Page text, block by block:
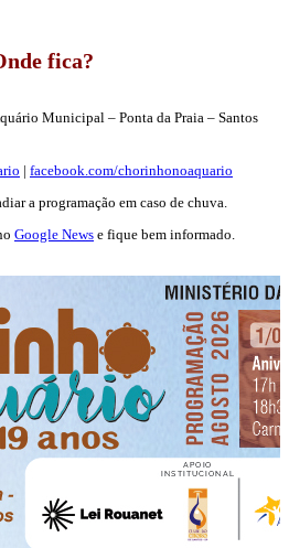
fica?
Municipal – Ponta da Praia – Santos
| facebook.com/chorinhonoaquario
a programação em caso de chuva.
Google News e fique bem informado.